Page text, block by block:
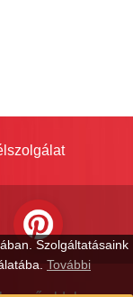
Szolgáltatásaink
További